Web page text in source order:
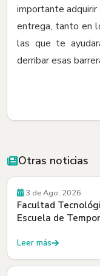
importante
entrega, tanto en
las que te
derribar esas
Otras noticias
Convocatorias
3 de Ago, 2026
Facultad
Escuela de
Leer más